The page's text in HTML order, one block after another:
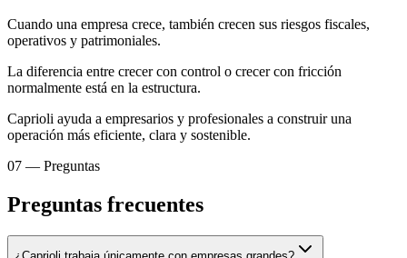
Cuando una empresa crece, también crecen sus riesgos fiscales,
operativos y patrimoniales.
La diferencia entre crecer con control o crecer con fricción
normalmente está en la estructura.
Caprioli ayuda a empresarios y profesionales a construir una
operación más eficiente, clara y sostenible.
07 — Preguntas
Preguntas frecuentes